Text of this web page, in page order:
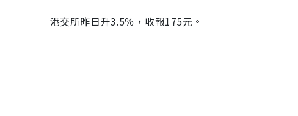
港交所昨日升3.5％，收報175元。